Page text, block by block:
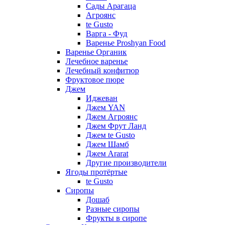
Сады Арагаца
Агроянс
te Gusto
Варга - Фуд
Варенье Proshyan Food
Варенье Органик
Лечебное варенье
Лечебный конфитюр
Фруктовое пюре
Джем
Иджеван
Джем YAN
Джем Агроянс
Джем Фрут Ланд
Джем te Gusto
Джем Шамб
Джем Ararat
Другие производители
Ягоды протёртые
te Gusto
Сиропы
Дошаб
Разные сиропы
Фрукты в сиропе